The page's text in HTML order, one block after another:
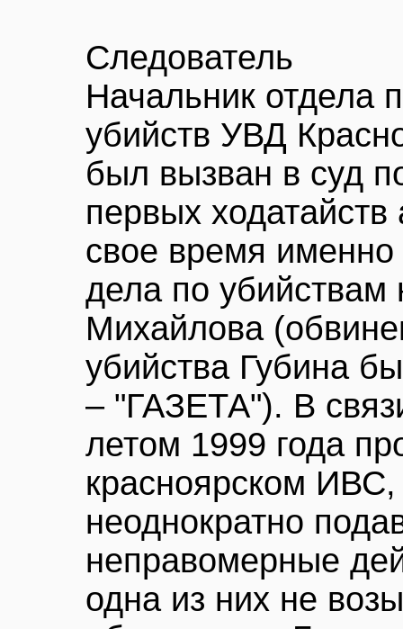
Следователь
Начальник отдела
убийств УВД
был вызван в суд
первых
свое время
дела по убийствам
Михайлова
убийства Губина
– "ГАЗЕТА"). В
летом 1999 года
красноярском ИВС,
неоднократно
неправомерные
одна из них не